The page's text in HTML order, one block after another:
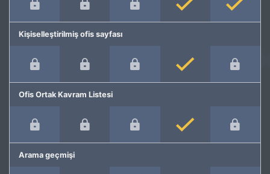
Kişiselleştirilmiş ofis sayfası
Ofis Ortak Kavram Listesi
Arama geçmişi